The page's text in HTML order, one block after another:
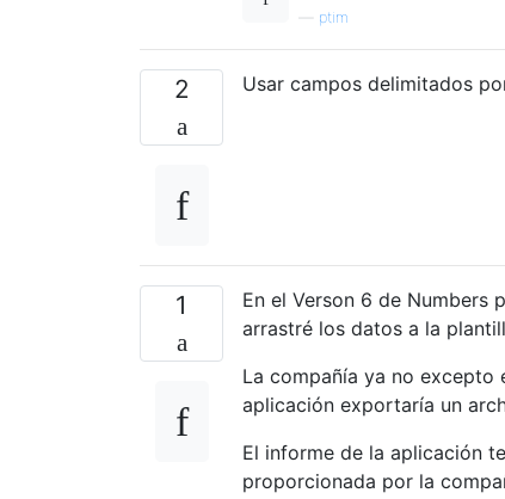
ptim
2 Usar campos delimitados
1
En el Verson 6 de Numbers
arrastré los datos a la
La compañía ya no excepto
aplicación exportaría un
El informe de la aplicación
proporcionada por la